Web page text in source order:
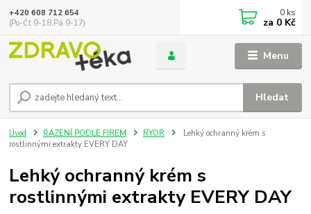
Menu
Hledat
+420 608 712 654
(Po-Čt 9-18,Pá 9-17)
0 ks
za 0 Kč
Úvod ŘAZENÍ PODLE FIREM RYOR
Lehký ochranný krém s
rostlinnými extrakty EVERY DAY
Lehký ochranný krém s
rostlinnými extrakty EVERY DAY